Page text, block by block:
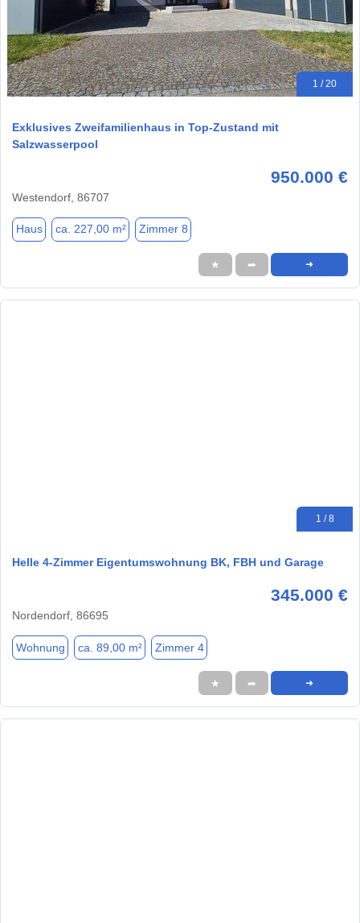
1 / 20
Exklusives Zweifamilienhaus in Top-Zustand mit
Salzwasserpool
950.000 €
Westendorf, 86707
Haus ca. 227,00 m² Zimmer 8
★ ➦ ➜
1 / 8
Helle 4-Zimmer Eigentumswohnung BK, FBH und Garage
345.000 €
Nordendorf, 86695
Wohnung ca. 89,00 m² Zimmer 4
★ ➦ ➜